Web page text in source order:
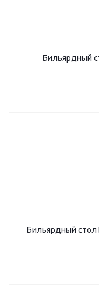
Бильярдный
Бильярдный стол